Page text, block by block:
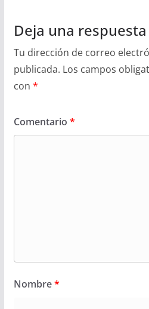
Deja una respuesta
Tu dirección de correo
publicada. Los campos
con *
Comentario *
Nombre*